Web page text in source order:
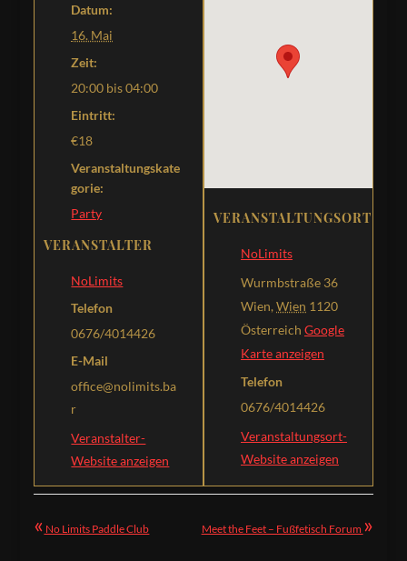
Datum:
16. Mai
Zeit:
20:00 bis 04:00
Eintritt:
€18
Veranstaltungskate
gorie:
Party
VERANSTALTER
NoLimits
Telefon
0676/4014426
E-Mail
office@nolimits.ba
r
Veranstalter-
Website anzeigen
VERANSTALTUNGSORT
NoLimits
Wurmbstraße 36
Wien, Wien 1120
Österreich Google
Karte anzeigen
Telefon
0676/4014426
Veranstaltungsort-
Website anzeigen
« No Limits Paddle Club Meet the Feet – Fußfetisch Forum »